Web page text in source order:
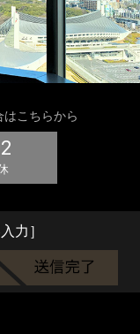
こちらから
力］